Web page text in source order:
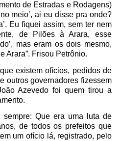
de Estradas e Rodagens)
meio’, ai eu disse pra onde?
Eu fiquei assim, sem ter nem
de Pilões à Arara, esse
mas eram os dois mesmo,
Arara”. Frisou Petrônio.
existem ofícios, pedidos de
outros governadores fizessem
Azevedo foi quem tirou a
sempre: Que era uma luta de
de todos os prefeitos que
um ofício lá, registrado, pelo